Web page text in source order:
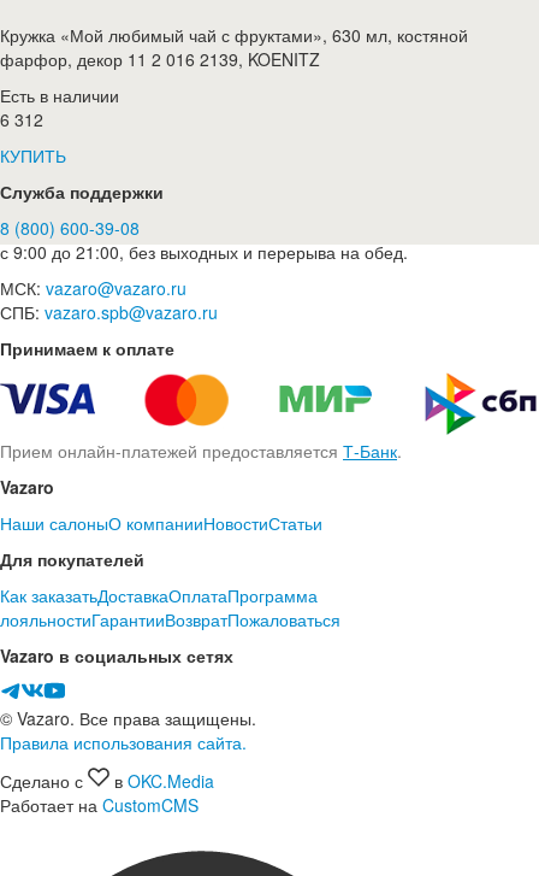
Кружка «Мой любимый чай с фруктами», 630 мл, костяной
фарфор, декор 11 2 016 2139, KOENITZ
Есть в наличии
6 312
КУПИТЬ
Служба поддержки
8 (800) 600-39-08
с 9:00 до 21:00, без выходных и перерыва на обед.
МСК: vazaro@vazaro.ru
СПБ: vazaro.spb@vazaro.ru
Принимаем к оплате
Прием онлайн-платежей предоставляется Т-Банк.
Vazaro
Наши салоныО компанииНовостиСтатьи
Для покупателей
Как заказатьДоставкаОплатаПрограмма
лояльностиГарантииВозвратПожаловаться
Vazaro в социальных сетях
© Vazaro. Все права защищены.
Правила использования сайта.
Сделано с
в OKC.Media
Работает на CustomCMS